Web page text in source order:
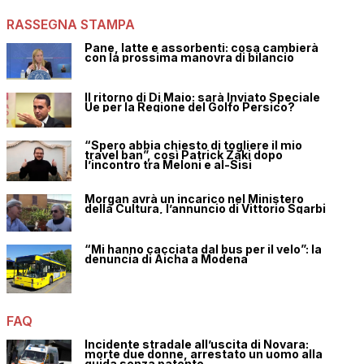
RASSEGNA STAMPA
Pane, latte e assorbenti: cosa cambierà
con la prossima manovra di bilancio
Il ritorno di Di Maio: sarà Inviato Speciale
Ue per la Regione del Golfo Persico?
“Spero abbia chiesto di togliere il mio
travel ban”, così Patrick Zaki dopo
l’incontro tra Meloni e al-Sisi
Morgan avrà un incarico nel Ministero
della Cultura, l’annuncio di Vittorio Sgarbi
“Mi hanno cacciata dal bus per il velo”: la
denuncia di Aicha a Modena
FAQ
Incidente stradale all’uscita di Novara:
morte due donne, arrestato un uomo alla